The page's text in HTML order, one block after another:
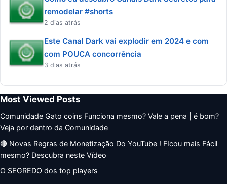
remodelar #shorts
2 dias atrás
Este Canal Dark vai explodir em 2024 e com
com POUCA concorrência
3 dias atrás
Most Viewed Posts
Comunidade Gato coins Funciona mesmo? Vale a pena | é bom?
Veja por dentro da Comunidade
🔴 Novas Regras de Monetização Do YouTube ! FIcou mais Fácil
mesmo? Descubra neste Vídeo
O SEGREDO dos top players